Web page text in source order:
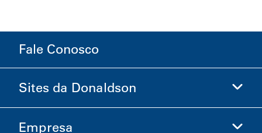
Fale Conosco
Sites da Donaldson
Donaldson Life Sciences
Empresa